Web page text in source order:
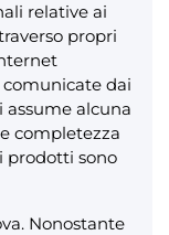
relative ai
propri
dai
assume alcuna
completezza
prodotti sono
Nonostante